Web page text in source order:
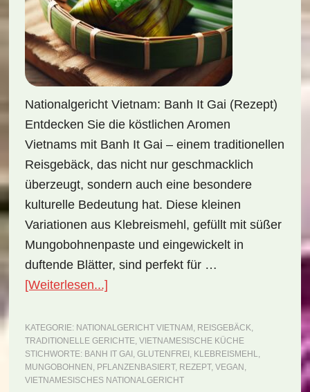
Nationalgericht Vietnam: Banh It Gai (Rezept)
Entdecken Sie die köstlichen Aromen
Vietnams mit Banh It Gai – einem traditionellen
Reisgebäck, das nicht nur geschmacklich
überzeugt, sondern auch eine besondere
kulturelle Bedeutung hat. Diese kleinen
Variationen aus Klebreismehl, gefüllt mit süßer
Mungobohnenpaste und eingewickelt in
duftende Blätter, sind perfekt für …
[Weiterlesen...]ÜberNationalgericht
Banh
It
Gai
(Rezept)
KATEGORIE: NATIONALGERICHT VIETNAM , REISGEBÄCK,
TRADITIONELLE GERICHTE, VIETNAMESISCHE KÜCHE
STICHWORTE: BANH IT GAI , GLUTENFREI , KLEBREISMEHL,
MUNGOBOHNEN , PFLANZENBASIERT, REZEPT, VEGAN ,
VIETNAMESISCHES NATIONALGERICHT